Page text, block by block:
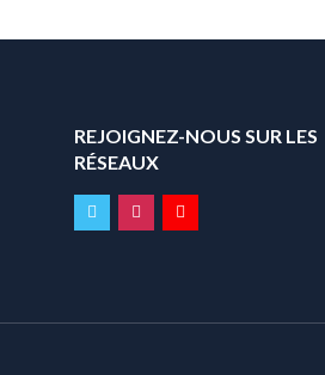
REJOIGNEZ-NOUS SUR LES
RÉSEAUX